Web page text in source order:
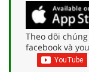
Theo dõi
facebook và